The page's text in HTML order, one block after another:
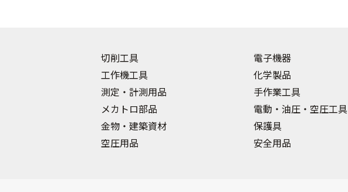
切削工具
工作機工具
測定・計測用品
メカトロ部品
金物・建築資材
空圧用品
電子機器
化学製品
手作業工具
電動・油圧・空圧工具
保護具
安全用品